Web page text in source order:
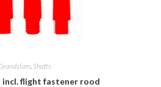
, Shafts
incl. flight fastener rood